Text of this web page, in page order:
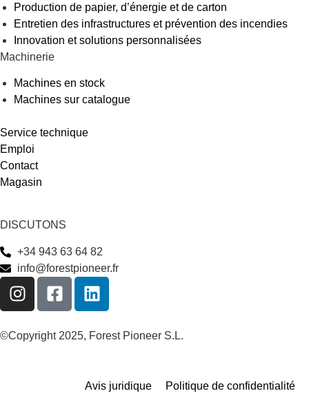
Production de papier, d’énergie et de carton
Entretien des infrastructures et prévention des incendies
Innovation et solutions personnalisées
Machinerie
Machines en stock
Machines sur catalogue
Service technique
Emploi
Contact
Magasin
DISCUTONS
+34 943 63 64 82
info@forestpioneer.fr
©Copyright 2025, Forest Pioneer S.L.
Avis juridique Politique de confidentialité